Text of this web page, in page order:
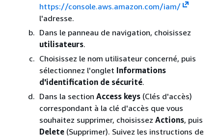
https://console.aws.amazon.com/iam/
l'adresse.
Dans le panneau de navigation, choisissez
utilisateurs.
Choisissez le nom utilisateur concerné, puis
sélectionnez l'onglet Informations
d'identification de sécurité.
Dans la section Access keys (Clés d'accès)
correspondant à la clé d'accès que vous
souhaitez supprimer, choisissez Actions, puis
Delete (Supprimer). Suivez les instructions de